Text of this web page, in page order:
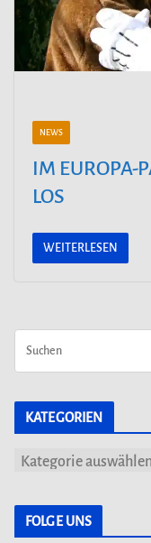
NEWS
IM EUROPA-
LOS
WEITERLESEN
KATEGORIEN
FOLGE UNS